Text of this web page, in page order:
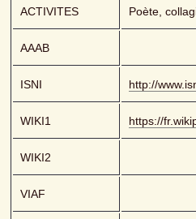
ACTIVITES Poète,
AAAB
ISNI http://
WIKI1 https://
WIKI2
VIAF